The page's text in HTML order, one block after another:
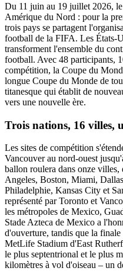
Du 11 juin au 19 juillet 2026,
Amérique du Nord : pour la
trois pays se partagent
football de la FIFA. Les États-
transforment l'ensemble du
football. Avec 48 participants,
compétition, la Coupe du
longue Coupe du Monde de
titanesque qui établit de
vers une nouvelle ère.
Trois nations, 16 villes,
Les sites de compétition
Vancouver au nord-ouest
ballon roulera dans onze
Angeles, Boston, Miami,
Philadelphie, Kansas City et
représenté par Toronto et
les métropoles de Mexico,
Stade Azteca de Mexico a
d'ouverture, tandis que la
MetLife Stadium d'East
le plus septentrional et le plus
kilomètres à vol d'oiseau – un